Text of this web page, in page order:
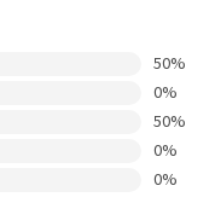
50%
0%
50%
0%
0%